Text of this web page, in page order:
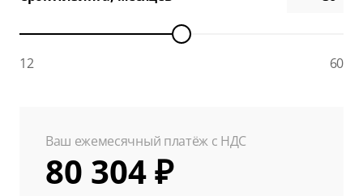
12 60
Ваш ежемесячный платёж с НДС
80 304 ₽